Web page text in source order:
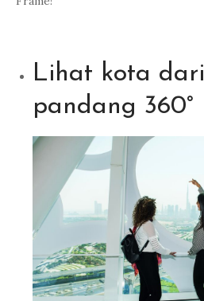
Lihat kota
pandang 360°